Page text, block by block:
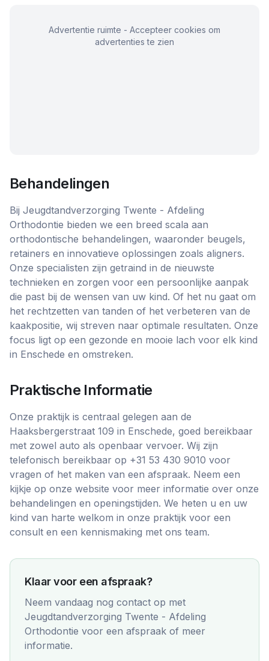
Advertentie ruimte - Accepteer cookies om
advertenties te zien
Behandelingen
Bij Jeugdtandverzorging Twente - Afdeling
Orthodontie bieden we een breed scala aan
orthodontische behandelingen, waaronder beugels,
retainers en innovatieve oplossingen zoals aligners.
Onze specialisten zijn getraind in de nieuwste
technieken en zorgen voor een persoonlijke aanpak
die past bij de wensen van uw kind. Of het nu gaat om
het rechtzetten van tanden of het verbeteren van de
kaakpositie, wij streven naar optimale resultaten. Onze
focus ligt op een gezonde en mooie lach voor elk kind
in Enschede en omstreken.
Praktische Informatie
Onze praktijk is centraal gelegen aan de
Haaksbergerstraat 109 in Enschede, goed bereikbaar
met zowel auto als openbaar vervoer. Wij zijn
telefonisch bereikbaar op +31 53 430 9010 voor
vragen of het maken van een afspraak. Neem een
kijkje op onze website voor meer informatie over onze
behandelingen en openingstijden. We heten u en uw
kind van harte welkom in onze praktijk voor een
consult en een kennismaking met ons team.
Klaar voor een afspraak?
Neem vandaag nog contact op met
Jeugdtandverzorging Twente - Afdeling
Orthodontie voor een afspraak of meer
informatie.